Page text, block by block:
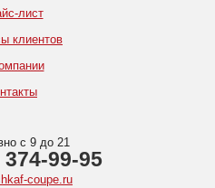
лист
клиентов
с 9 до 21
374-99-95
coupe.ru